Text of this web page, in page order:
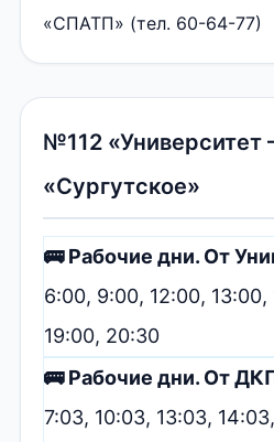
«СПАТП» (тел. 60-64-77)
№112
«Сургутское»
🚌 Рабочие дни. От
6:00, 9:00, 12:00, 13:00,
19:00, 20:30
🚌 Рабочие дни. От
7:03, 10:03, 13:03,